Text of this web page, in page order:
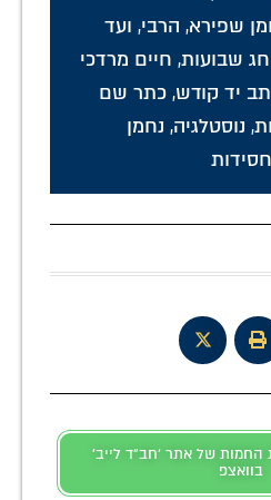
שפירא, הרבי, ועד
חג שבועות, חיים מרדכי
יד קודש, כתר שם
, נוסטלגיה, נחמן
החמות של אתר 'חב"ד לייב'
בוואצפ